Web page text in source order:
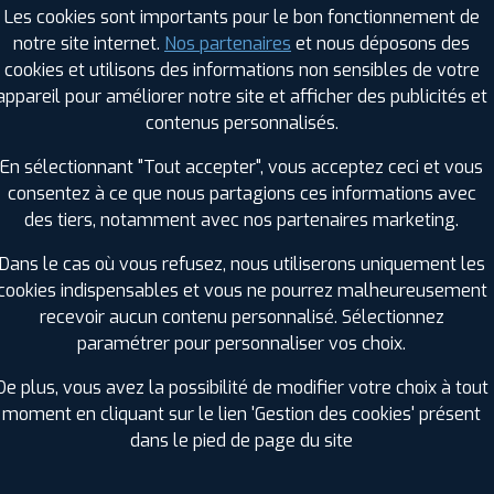
PROFIL PLUS DANS LES VILLES À
Douarnenez (29)
Ergué-Gabéric (29)
Fouesnant (29)
Penmarch (29)
Plonéour-Lanvern (29)
Plougastel-Daoulas (29)
PROFIL PLUS DANS LES
D'ARMOR (22)
+ D'INFOS
MORBIHAN (56)
Les cookies sont importants pour le bon fonctionnement de
notre site internet. Nos partenaires et nous déposons des
cookies et utilisons des informations non sensibles de votre
pour améliorer notre site et afficher des publicités et
contenus personnalisés.
En sélectionnant "Tout accepter", vous acceptez ceci et vous
consentez à ce que nous partagions ces informations avec
des tiers, notamment avec nos partenaires marketing.
Dans le cas où vous refusez, nous utiliserons uniquement les
indispensables et vous ne pourrez malheureusement
recevoir aucun contenu personnalisé. Sélectionnez
paramétrer pour personnaliser vos choix.
plus, vous avez la possibilité de modifier votre choix à tout
moment en cliquant sur le lien 'Gestion des cookies' présent
dans le pied de page du site